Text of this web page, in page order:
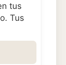
tus
Tus